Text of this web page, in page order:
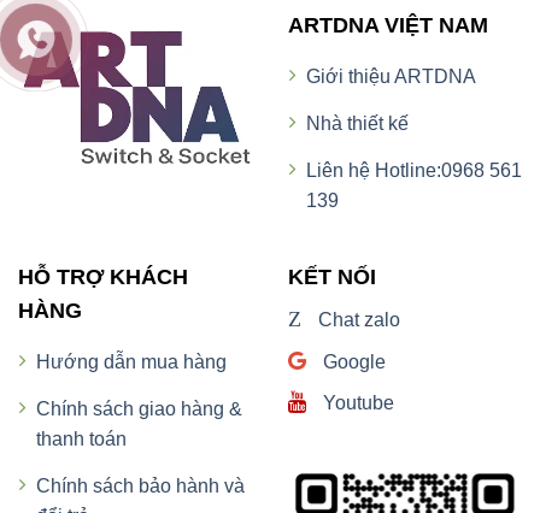
ARTDNA VIỆT NAM
Giới thiệu ARTDNA
Nhà thiết kế
Liên hệ Hotline:0968 561
139
HỖ TRỢ KHÁCH
HÀNG
Hướng dẫn mua hàng
Chính sách giao hàng &
thanh toán
Chính sách bảo hành và
KẾT NỐI
Z Chat zalo
Google
Youtube